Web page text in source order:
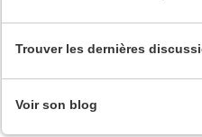
Trouver les dernières
Voir son blog